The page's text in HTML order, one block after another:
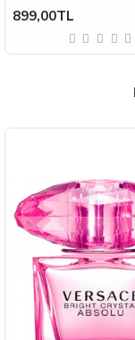
899,00TL